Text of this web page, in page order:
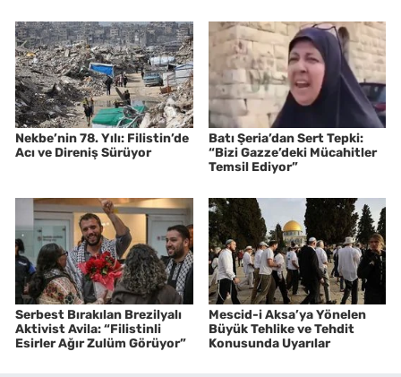
Nekbe’nin 78. Yılı: Filistin’de
Acı ve Direniş Sürüyor
Batı Şeria’dan Sert Tepki:
“Bizi Gazze’deki Mücahitler
Temsil Ediyor”
Serbest Bırakılan Brezilyalı
Aktivist Avila: “Filistinli
Esirler Ağır Zulüm Görüyor”
Mescid-i Aksa’ya Yönelen
Büyük Tehlike ve Tehdit
Konusunda Uyarılar